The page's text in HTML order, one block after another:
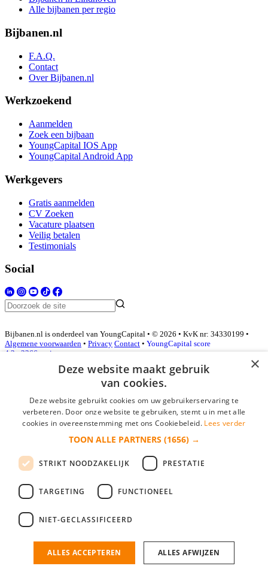
Alle bijbanen per regio
Bijbanen.nl
F.A.Q.
Contact
Over Bijbanen.nl
Werkzoekend
Aanmelden
Zoek een bijbaan
YoungCapital IOS App
YoungCapital Android App
Werkgevers
Gratis aanmelden
CV Zoeken
Vacature plaatsen
Veilig betalen
Testimonials
Social
Bijbanen.nl is onderdeel van YoungCapital • © 2026 • KvK nr: 34330199 •
Algemene voorwaarden • Privacy Contact • YoungCapital score
4.3 - 3366 reviews
Inloggen als bedrijf
*
login gegevens onthouden
login
Bedrijf aanmelden
nieuwe collega/werknemer zo gevonden!
×
Deze website maakt gebruik
van cookies.
Deze website gebruikt cookies om uw gebruikerservaring te
verbeteren. Door onze website te gebruiken, stemt u in met alle
cookies in overeenstemming met ons Cookiebeleid. Lees verder
TOON ALLE PARTNERS (1656) →
STRIKT NOODZAKELIJK PRESTATIE
TARGETING FUNCTIONEEL
NIET-GECLASSIFICEERD
ALLES ACCEPTEREN ALLES AFWIJZEN